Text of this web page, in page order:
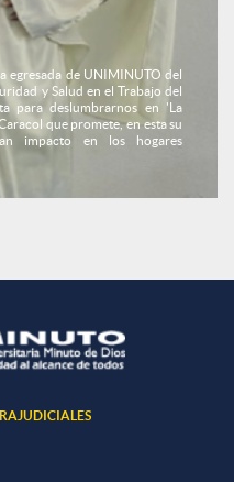
egresada de UNIMINUTO del
y Salud en el Trabajo del
para deslumbrarnos en 'La
que promete, en esta su
impacto en los hogares